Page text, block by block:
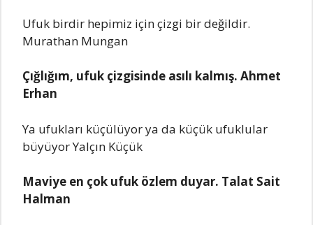
Ufuk birdir hepimiz için çizgi bir değildir.
Murathan Mungan
Çığlığım, ufuk çizgisinde asılı kalmış. Ahmet
Erhan
Ya ufukları küçülüyor ya da küçük ufuklular
büyüyor Yalçın Küçük
Maviye en çok ufuk özlem duyar. Talat Sait
Halman